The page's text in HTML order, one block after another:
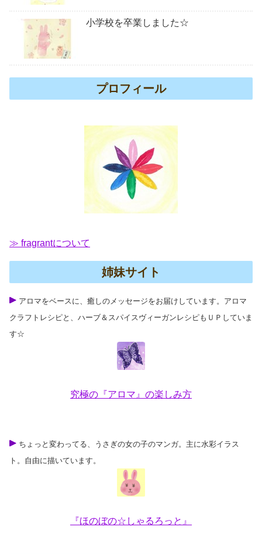
小学校を卒業しました☆
プロフィール
≫ fragrantについて
姉妹サイト
アロマをベースに、癒しのメッセージをお届けしています。アロマ
クラフトレシピと、ハーブ＆スパイスヴィーガンレシピもＵＰしていま
す☆
究極の『アロマ』の楽しみ方
ちょっと変わってる、うさぎの女の子のマンガ。主に水彩イラス
ト。自由に描いています。
『ほのぼの☆しゃるろっと』